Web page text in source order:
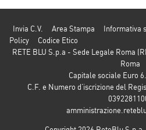
Invia C.V. Area Stampa Informativa
Policy
Codice Etico
RETE BLU S.p.a - Sede Legale Roma
Roma
Capitale sociale Euro
C.F. e Numero d’iscrizione del